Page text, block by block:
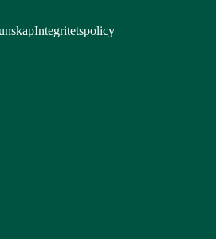
Integritetspolicy